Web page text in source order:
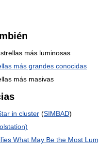
más luminosas
más grandes conocidas
más masivas
in cluster (SIMBAD)
What May Be the Most